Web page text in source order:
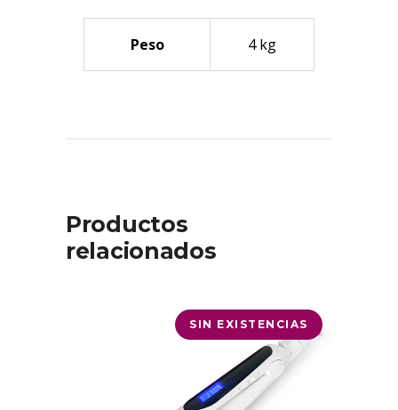
Peso 4 kg
Productos
relacionados
SIN EXISTENCIAS